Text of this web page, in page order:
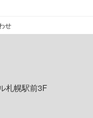
せ
札幌駅前3F